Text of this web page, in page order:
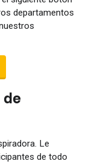
departamentos
Le
de todo